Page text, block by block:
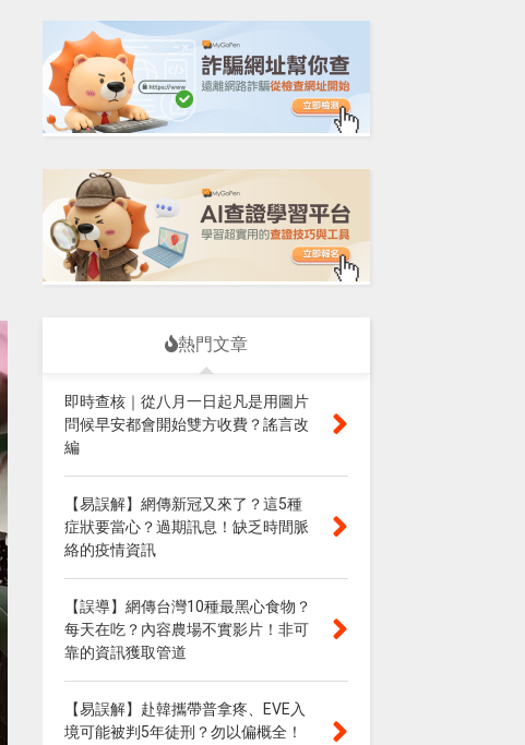
熱門文章
即時查核｜從八月一日起凡是用圖片
問候早安都會開始雙方收費？謠言改
編
【易誤解】網傳新冠又來了？這5種
症狀要當心？過期訊息！缺乏時間脈
絡的疫情資訊
【誤導】網傳台灣10種最黑心食物？
每天在吃？內容農場不實影片！非可
靠的資訊獲取管道
【易誤解】赴韓攜帶普拿疼、EVE入
境可能被判5年徒刑？勿以偏概全！